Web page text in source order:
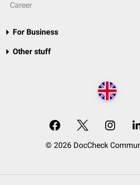
Career
For Business
Other stuff
© 2026 DocCheck